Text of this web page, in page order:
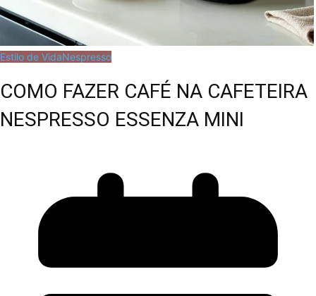
Estilo de VidaNespresso
COMO FAZER CAFÉ NA CAFETEIRA
NESPRESSO ESSENZA MINI